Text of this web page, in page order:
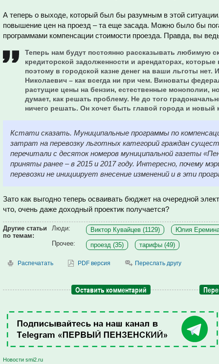
А теперь о выходе, который был бы разумным в этой
повышение цен на проезд – та еще засада. Можно было бы
программами компенсации стоимости проезда. Правда, вы
Теперь нам будут постоянно рассказывать любимую
кредиторской задолженности и арендаторах, которые
поэтому в городской казне денег на ваши льготы
Николаевич – как всегда ни при чем. Виноваты
растущие цены на бензин, естественные монополии,
думает, как решать проблему. Не до того
ничего решать. Он хочет быть главой города и новый
Кстати сказать. Муниципальные программы по
затрат на перевозку льготных категорий граждан
перечитали с десяток номеров муниципальной газеты
приняты ранее – в 2015 и 2017 году. Интересно, почему
перевозки не инициирует внесение изменений и в эти
Зато как выгодно теперь осваивать бюджет на очередной
что, очень даже доходный проектик получается?
Другие статьи
по темам:
Люди: Виктор Кувайцев (1129)
Юлия
Прочее:
проезд (35) тарифы (49)
Распечатать PDF версия Переслать другу
Оставить комментарий
Новости smi2.ru